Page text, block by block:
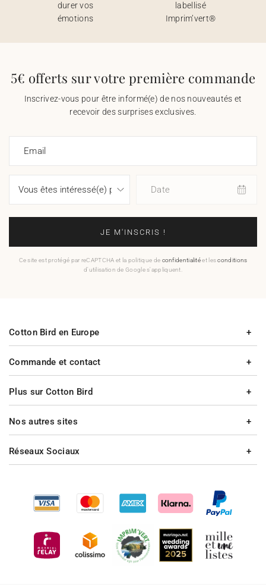
durer vos
émotions
labellisé
Imprim’vert®
5€ offerts sur votre première commande
Inscrivez-vous pour être informé(e) de nos nouveautés et
recevoir des surprises exclusives.
Email
Date
JE M'INSCRIS !
Ce site est protégé par reCAPTCHA et la politique de confidentialitéet lesconditions
d'utilisation de Google s'appliquent.
Commande et contact
Plus sur Cotton Bird
Cotton Bird en Europe
Nos autres sites
Réseaux Sociaux